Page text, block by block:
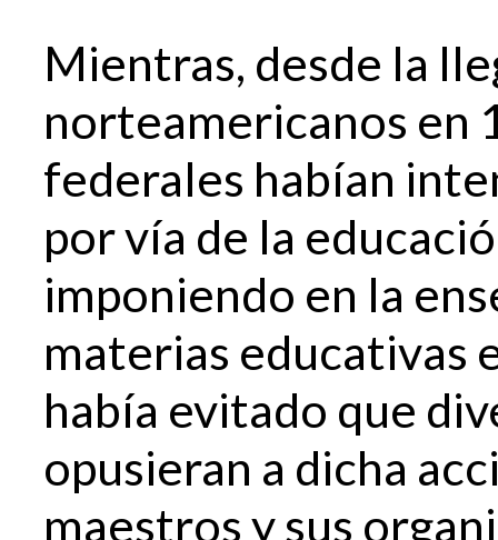
Mientras, desde la
norteamericanos en
federales habían
por vía de la
imponiendo en la
materias educativas
había evitado que
opusieran a dicha
maestros y sus